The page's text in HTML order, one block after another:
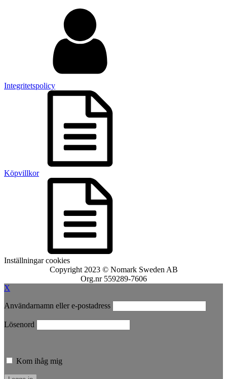
Integritetspolicy
Köpvillkor
Inställningar cookies
Copyright 2023 © Nomark Sweden AB
Org.nr 559289-7606
X
Användarnamn eller e-postadress
Lösenord
Kom ihåg mig